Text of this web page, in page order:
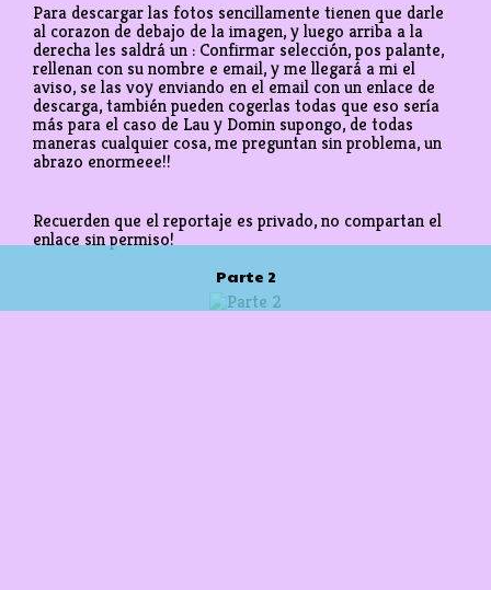
Para descargar las fotos sencillamente tienen que darle
al corazon de debajo de la imagen, y luego arriba a la
derecha les saldrá un : Confirmar selección, pos palante,
rellenan con su nombre e email, y me llegará a mi el
aviso, se las voy enviando en el email con un enlace de
descarga, también pueden cogerlas todas que eso sería
más para el caso de Lau y Domin supongo, de todas
maneras cualquier cosa, me preguntan sin problema, un
abrazo enormeee!!
Recuerden que el reportaje es privado, no compartan el
enlace sin permiso!
Parte 2